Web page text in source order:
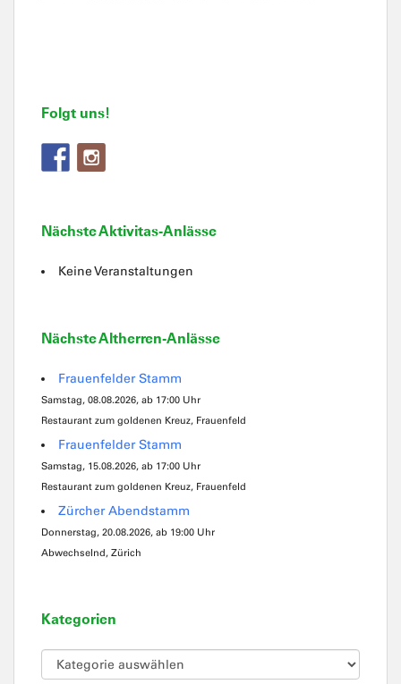
Folgt uns!
Nächste Aktivitas-Anlässe
Keine Veranstaltungen
Nächste Altherren-Anlässe
Frauenfelder Stamm
Samstag, 08.08.2026, ab 17:00 Uhr
Restaurant zum goldenen Kreuz, Frauenfeld
Frauenfelder Stamm
Samstag, 15.08.2026, ab 17:00 Uhr
Restaurant zum goldenen Kreuz, Frauenfeld
Zürcher Abendstamm
Donnerstag, 20.08.2026, ab 19:00 Uhr
Abwechselnd, Zürich
Kategorien
Kategorien